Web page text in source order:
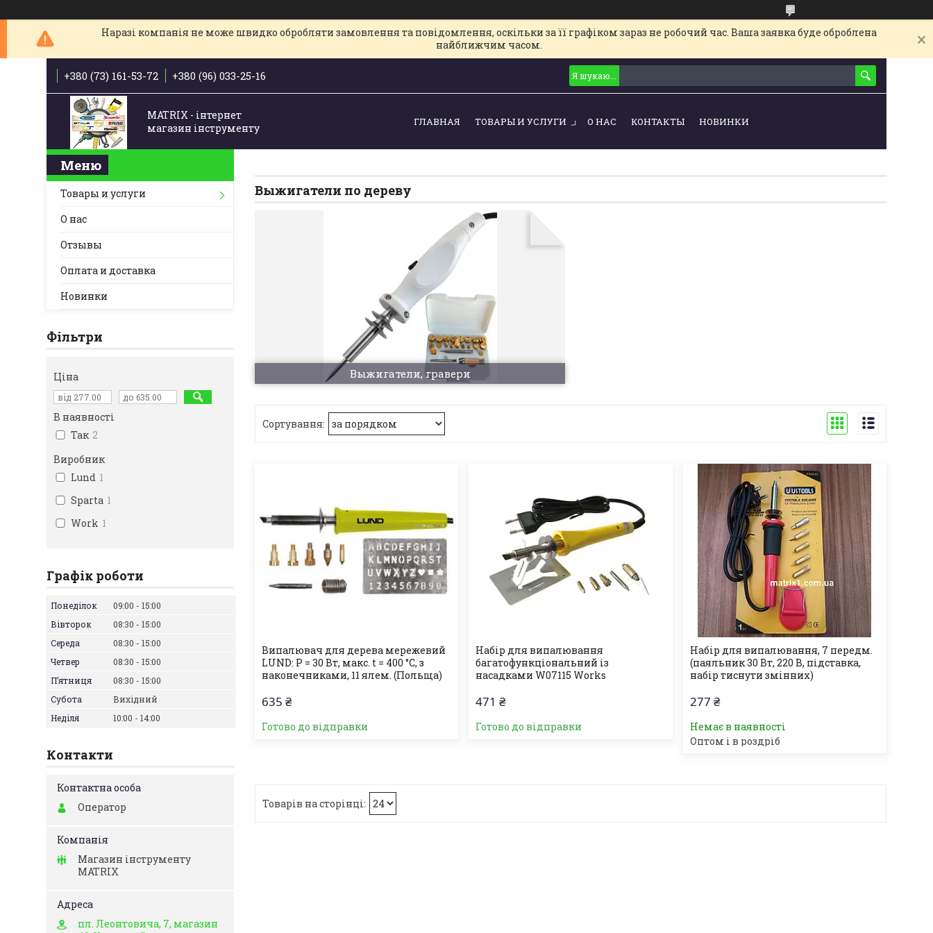
Наразі компанія не може швидко обробляти замовлення та повідомлення, оскільки за її графіком зараз не робочий час. Ваша заявка буде оброблена
найближчим часом.
+380 (73) 161-53-72 +380 (96) 033-25-16
MATRIX - інтернет
магазин інструменту
ГЛАВНАЯ ТОВАРЫ И УСЛУГИ О НАС КОНТАКТЫ НОВИНКИ
Выжигатели по дереву
Выжигатели, гравери
Випалювач для дерева мережевий
LUND: P = 30 Вт, макс. t = 400 °C, з
наконечниками, 11 ялем. (Польща)
635 ₴
Готово до відправки
Набір для випалювання
багатофункціональний із
насадками W07115 Works
471 ₴
Готово до відправки
Набір для випалювання, 7 передм.
(паяльник 30 Вт, 220 В, підставка,
набір тиснути змінних)
277 ₴
Немає в наявності
Оптом і в роздріб
Товары и услуги
О нас
Отзывы
Оплата и доставка
Новинки
Фільтри
Ціна
В наявності
Так 2
Виробник
Lund 1
Sparta 1
Work 1
Графік роботи
Понеділок 09:00
15:00
Вівторок
08:30
15:00
Середа
08:30
15:00
Четвер
08:30
15:00
Пʼятниця
08:30
15:00
Субота
Вихідний
Неділя
10:00 14:00
Контакти
Оператор
Магазин інструменту
MATRIX
пл. Леонтовича, 7, магазин